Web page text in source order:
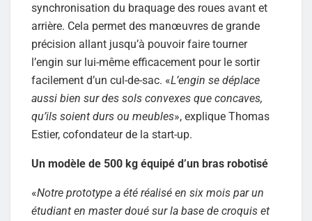
synchronisation du braquage des roues avant et
arrière. Cela permet des manœuvres de grande
précision allant jusqu’à pouvoir faire tourner
l’engin sur lui-même efficacement pour le sortir
facilement d’un cul-de-sac. «L’engin se déplace
aussi bien sur des sols convexes que concaves,
qu’ils soient durs ou meubles», explique Thomas
Estier, cofondateur de la start-up.
Un modèle de 500 kg équipé d’un bras robotisé
«Notre prototype a été réalisé en six mois par un
étudiant en master doué sur la base de croquis et